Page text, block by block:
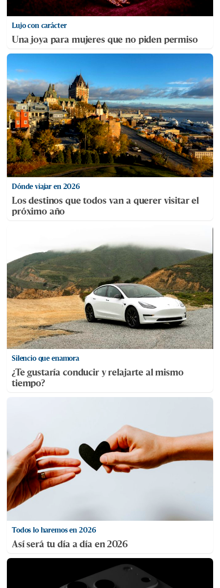
Lujo con carácter
Una joya para mujeres que no piden permiso
Dónde viajar en 2026
Los destinos que todos van a querer visitar el
próximo año
Silencio que enamora
¿Te gustaría conducir y relajarte al mismo
tiempo?
Todos lo haremos en 2026
Así será tu día a día en 2026